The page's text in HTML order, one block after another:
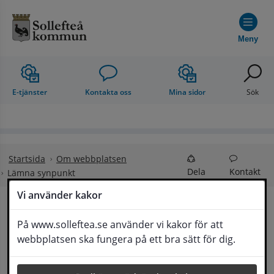
Vi använder kakor
På www.solleftea.se använder vi kakor för att
webbplatsen ska fungera på ett bra sätt för dig.
Meny
E-tjänster Kontakta oss Mina sidor Sök
Startsida
Om webbplatsen
Lämna synpunkt
Dela Kontakt
Lämna synpunkt
Här kan du lämna synpunkter, förslag och